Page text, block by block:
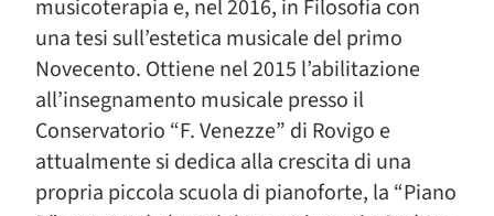
musicoterapia e, nel 2016, in Filosofia con
una tesi sull’estetica musicale del primo
Novecento. Ottiene nel 2015 l’abilitazione
all’insegnamento musicale presso il
Conservatorio “F. Venezze” di Rovigo e
attualmente si dedica alla crescita di una
propria piccola scuola di pianoforte, la “Piano